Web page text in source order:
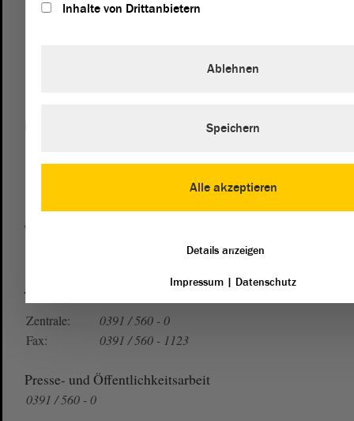
Domplatz 6–9
Wegbeschreibung
Telefon und Fax
Zentrale:
0391 / 560 - 0
Fax:
0391 / 560 - 1123
Presse- und Öffentlichkeitsarbeit
0391 / 560 - 0
Inhalte von Drittanbietern
Alle akzeptieren
Ablehnen
Speichern
Details anzeigen
Impressum | Datenschutz